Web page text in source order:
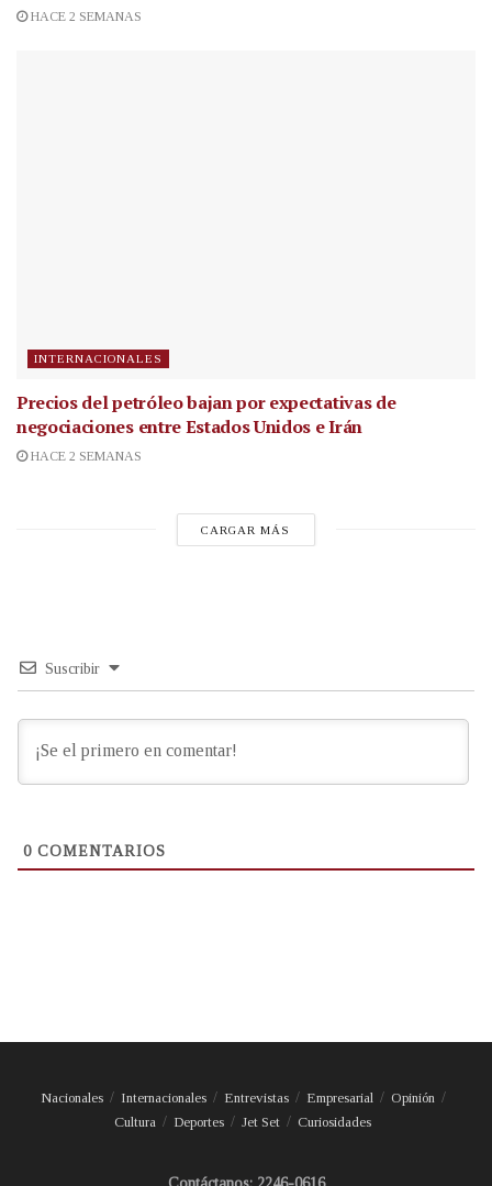
HACE 2 SEMANAS
INTERNACIONALES
Precios del petróleo bajan por expectativas de
negociaciones entre Estados Unidos e Irán
HACE 2 SEMANAS
CARGAR MÁS
Suscribir
0 COMENTARIOS
Nacionales Internacionales Entrevistas Empresarial
Opinión
Cultura
Deportes Jet Set Curiosidades